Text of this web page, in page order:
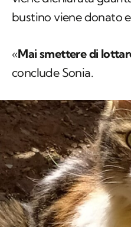
bustino viene donato
«Mai smettere di
conclude Sonia.